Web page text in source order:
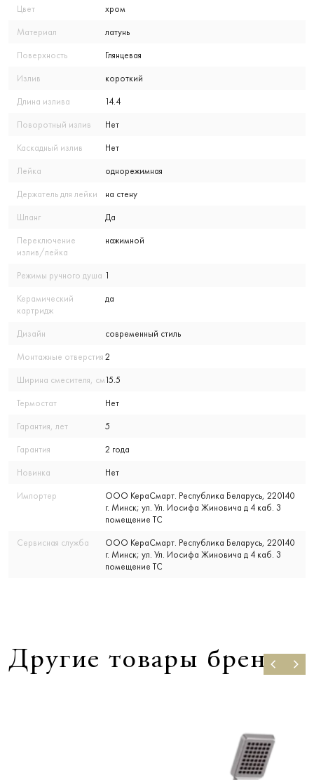
Цвет хром
Материал латунь
Поверхность Глянцевая
Излив короткий
Длина излива 14.4
Поворотный излив Нет
Каскадный излив Нет
Лейка однорежимная
Держатель для лейки на стену
Шланг Да
Переключение
излив/лейка
нажимной
Режимы ручного душа 1
Керамический
картридж
да
Дизайн современный стиль
Монтажные отверстия 2
Ширина смесителя, см15.5
Термостат Нет
Гарантия, лет 5
Гарантия 2 года
Новинка Нет
Импортер
ООО КераСмарт. Республика Беларусь, 220140
г. Минск; ул. Ул. Иосифа Жиновича д 4 каб. 3
помещение ТС
Сервисная служба
ООО КераСмарт. Республика Беларусь, 220140
г. Минск; ул. Ул. Иосифа Жиновича д 4 каб. 3
помещение ТС
Другие товары бренда